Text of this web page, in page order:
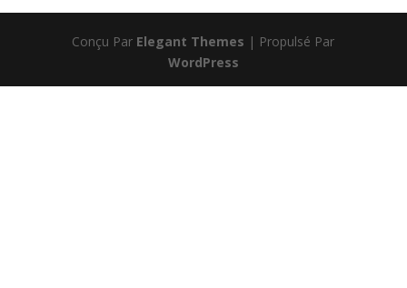
Conçu Par Elegant Themes | Propulsé Par
WordPress